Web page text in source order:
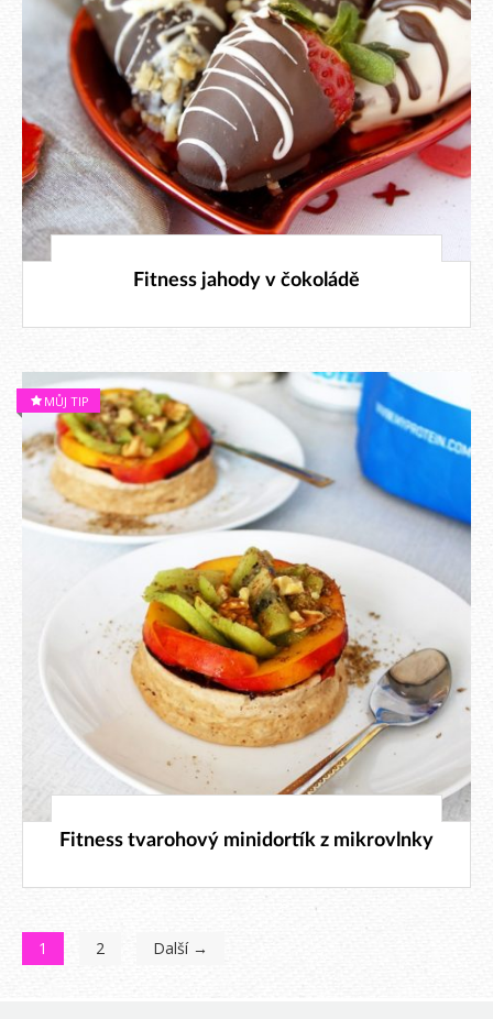
7. 2. 2018
Fitness jahody v čokoládě
MŮJ TIP
6. 1. 2018
Fitness tvarohový minidortík z mikrovlnky
1 2 Další →